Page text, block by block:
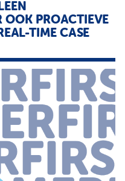
OOK PROACTIEVE
TIME CASE